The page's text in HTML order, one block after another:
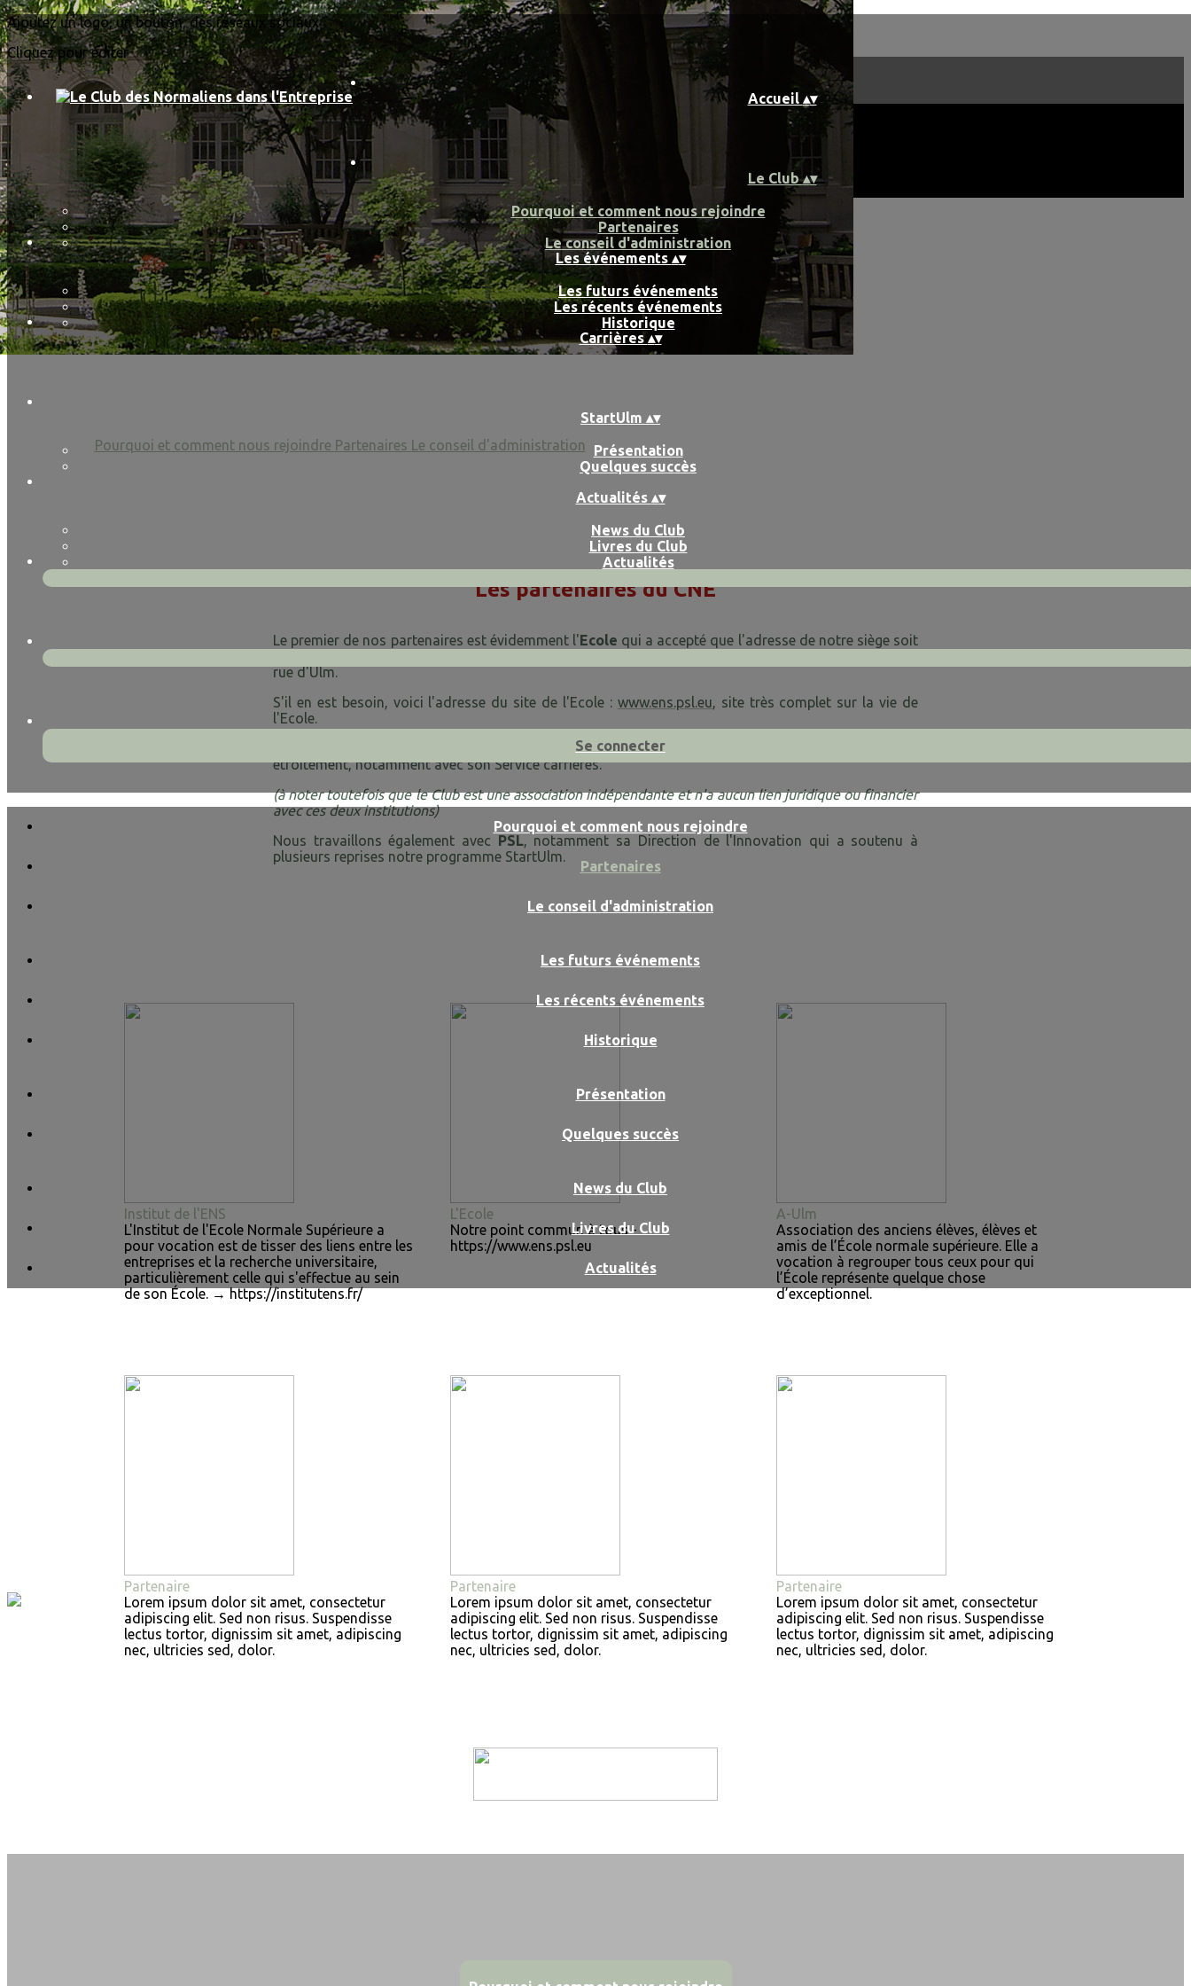
Exporter les lignes sélectionnées
Exporter toutes les colonnes
Exporter uniquement les colonnes affichées
Menu
<
>
Pourquoi et comment nous rejoindre
Partenaires
Le conseil d'administration
Ajoutez un logo, un bouton, des réseaux sociaux
Cliquez pour éditer
Accueil ▴▾
Le Club▴▾
Pourquoi et comment nous rejoindre
Partenaires
Le conseil d'administration
Les événements ▴▾
Les futurs événements
Les récents événements
Historique
Carrières▴▾
StartUlm ▴▾
Présentation
Quelques succès
Actualités ▴▾
News du Club
Livres du Club
Actualités
Se connecter
Pourquoi et comment nous rejoindre
Partenaires
Le conseil d'administration
Les futurs événements
Les récents événements
Historique
Présentation
Quelques succès
News du Club
Livres du Club
Actualités
?>
Images de la page d'accueil
Cliquez pour éditer
Pourquoi et comment nous rejoindre Partenaires Le conseil d'administration
Les partenaires du CNE
Le premier de nos partenaires est évidemment l'Ecole qui a accepté que l'adresse de notre siège soit
rue d'Ulm.
S'il en est besoin, voici l'adresse du site de l'Ecole : www.ens.psl.eu, site très complet sur la vie de
l'Ecole.
, sitewww.archicubes.ens.fr
étroitement, notamment avec son Service carrières.
(à noter toutefois que le Club est une association indépendante et n'a aucun lien juridique ou financier
avec ces deux institutions)
Nous travaillons également avec PSL, notamment sa Direction de l'Innovation qui a soutenu à
plusieurs reprises notre programme StartUlm.
Institut de l'ENS
L'Institut de l'Ecole Normale Supérieure a
pour vocation est de tisser des liens entre les
entreprises et la recherche universitaire,
particulièrement celle qui s'effectue au sein
de son École. → https://institutens.fr/
L'Ecole
Notre point commun à tous -
https://www.ens.psl.eu
A-Ulm
Association des anciens élèves, élèves et
amis de l’École normale supérieure. Elle a
vocation à regrouper tous ceux pour qui
l’École représente quelque chose
d’exceptionnel.
Partenaire
Lorem ipsum dolor sit amet, consectetur
adipiscing elit. Sed non risus. Suspendisse
lectus tortor, dignissim sit amet, adipiscing
nec, ultricies sed, dolor.
Partenaire
Lorem ipsum dolor sit amet, consectetur
adipiscing elit. Sed non risus. Suspendisse
lectus tortor, dignissim sit amet, adipiscing
nec, ultricies sed, dolor.
Partenaire
Lorem ipsum dolor sit amet, consectetur
adipiscing elit. Sed non risus. Suspendisse
lectus tortor, dignissim sit amet, adipiscing
nec, ultricies sed, dolor.